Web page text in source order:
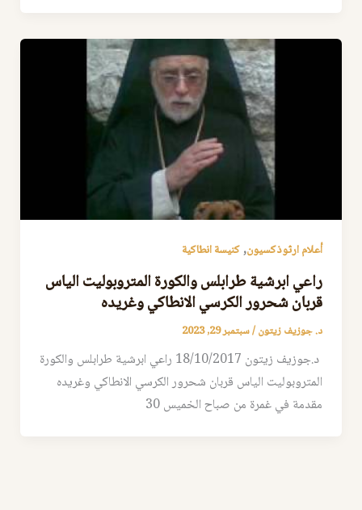
أعلام ارثوذكسيون,كنيسة انطاكية
راعي ابرشية طرابلس والكورة المتروبوليت الياس
قربان شحرور الكرسي الانطاكي وغريده
د. جوزيف زيتون/سبتمبر 29, 2023
د.جوزيف زيتون 18/10/2017 راعي ابرشية طرابلس والكورة
المتروبوليت الياس قربان شحرور الكرسي الانطاكي وغريده
مقدمة في غمرة من صباح الخميس 30